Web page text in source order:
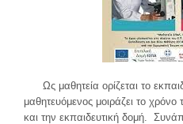
Ως μαθητεία ορίζεται το
μαθητευόμενος μοιράζει το
και την εκπαιδευτική δομή.